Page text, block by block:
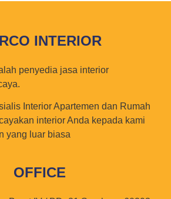
INTERIOR
penyedia jasa interior
Interior Apartemen dan Rumah
interior Anda kepada kami
yang luar biasa
OFFICE